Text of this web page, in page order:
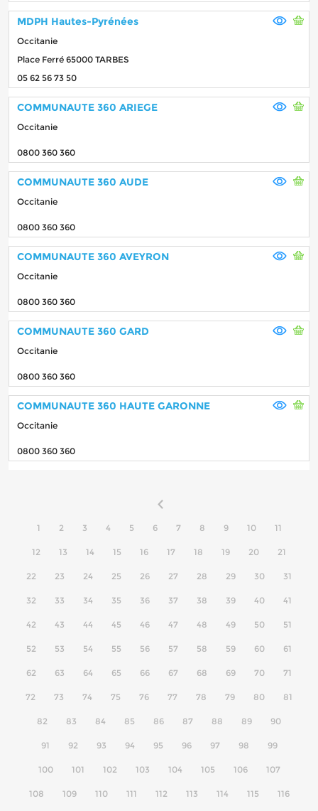
MDPH Hautes-Pyrénées
Occitanie
Place Ferré 65000 TARBES
05 62 56 73 50
COMMUNAUTE 360 ARIEGE
Occitanie
0800 360 360
COMMUNAUTE 360 AUDE
Occitanie
0800 360 360
COMMUNAUTE 360 AVEYRON
Occitanie
0800 360 360
COMMUNAUTE 360 GARD
Occitanie
0800 360 360
COMMUNAUTE 360 HAUTE GARONNE
Occitanie
0800 360 360
1 2 3 4 5 6 7 8 9 10 11
12 13 14 15 16 17 18 19 20 21
22 23 24 25 26 27 28 29 30 31
32 33 34 35 36 37 38 39 40 41
42 43 44 45 46 47 48 49 50 51
52 53 54 55 56 57 58 59 60 61
62 63 64 65 66 67 68 69 70 71
72 73 74 75 76 77 78 79 80 81
82 83 84 85 86 87 88 89 90
91 92 93 94 95 96 97 98 99
100 101 102 103 104 105 106 107
108 109 110 111 112 113 114 115 116